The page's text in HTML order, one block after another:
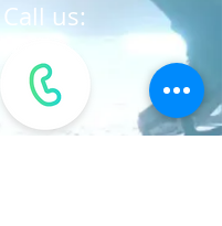
Call us: